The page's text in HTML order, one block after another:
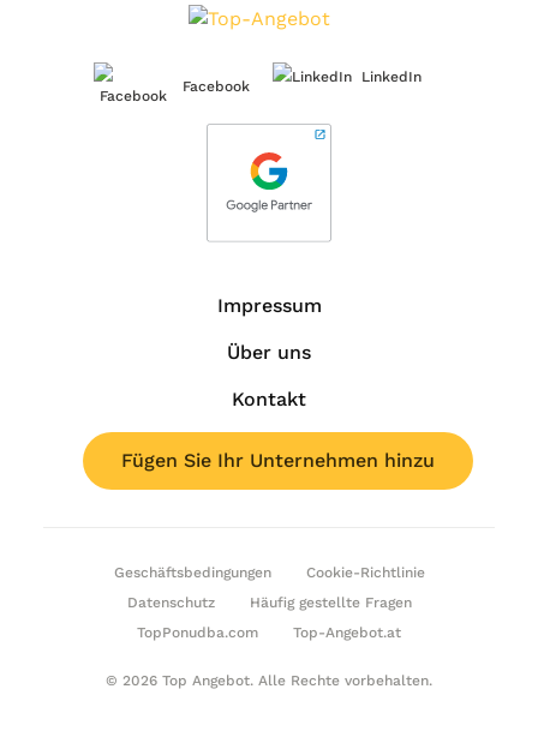
Facebook
LinkedIn
Impressum
Über uns
Kontakt
Fügen Sie Ihr Unternehmen hinzu
Geschäftsbedingungen
Cookie-Richtlinie
Datenschutz
Häufig gestellte Fragen
TopPonudba.com
Top-Angebot.at
© 2026 Top Angebot. Alle Rechte vorbehalten.